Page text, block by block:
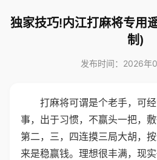
独家技巧!内江打麻将专用
制)
发布时间：2026年
打麻将可谓是个老手，可
事，出于习惯，不赢头一把，敷
第二，三，四连摸三局大胡，
来是稳赢钱。理想很丰满，现